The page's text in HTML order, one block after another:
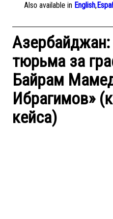
Also available in English,
тюрьма за
Байрам
Ибрагимов»
кейса)